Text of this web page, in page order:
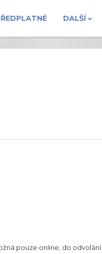
DALŠÍ
pouze online, do odvolání.